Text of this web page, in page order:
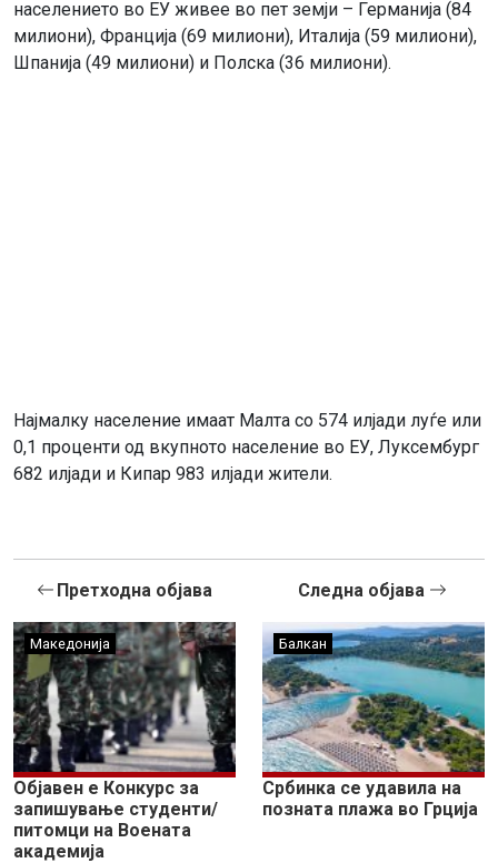
населението во ЕУ живее во пет земји – Германија (84
милиони), Франција (69 милиони), Италија (59 милиони),
Шпанија (49 милиони) и Полска (36 милиони).
Најмалку население имаат Малта со 574 илјади луѓе или
0,1 проценти од вкупното население во ЕУ, Луксембург
682 илјади и Кипар 983 илјади жители.
Претходна објава
Македонија
Објавен е Конкурс за
запишување студенти/
питомци на Воената
академија
Следна објава
Балкан
Србинка се удавила на
позната плажа во Грција